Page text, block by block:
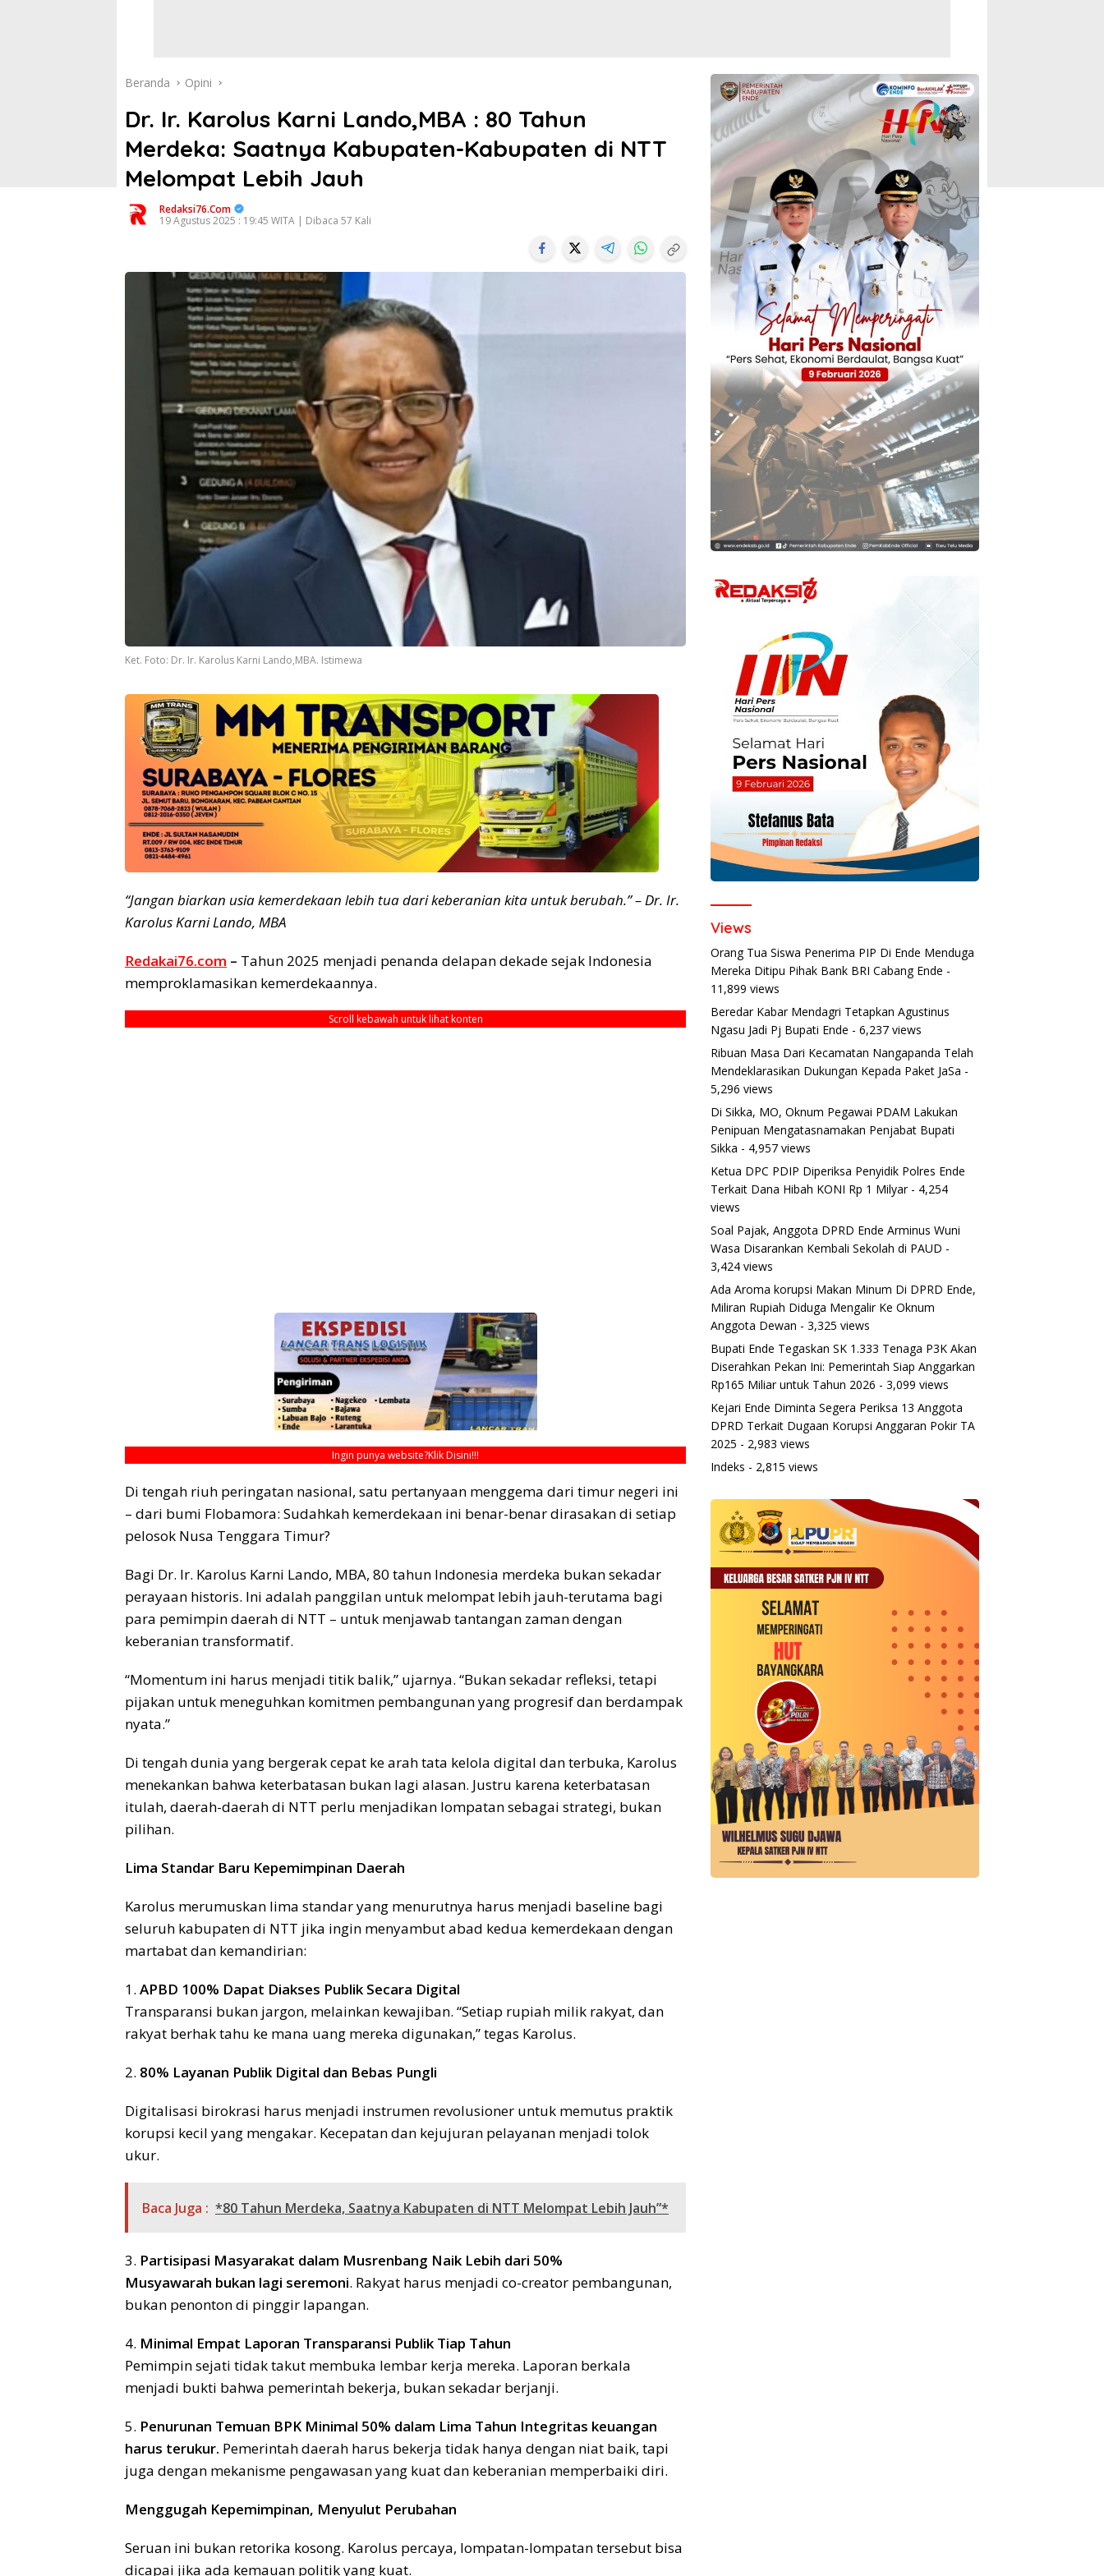
Beranda Opini
Dr. Ir. Karolus Karni Lando,MBA : 80 Tahun
Merdeka: Saatnya Kabupaten-Kabupaten di NTT
Melompat Lebih Jauh
Redaksi76.com
19 Agustus 2025 : 19:45 WITA | Dibaca 57 Kali
Ket. Foto: Dr. Ir. Karolus Karni Lando,MBA. Istimewa
“Jangan biarkan usia kemerdekaan lebih tua dari keberanian kita untuk berubah.” – Dr. Ir.
Karolus Karni Lando, MBA
Redakai76.com – Tahun 2025 menjadi penanda delapan dekade sejak Indonesia
memproklamasikan kemerdekaannya.
Scroll kebawah untuk lihat konten
Ingin punya website?Klik Disini!!!
Di tengah riuh peringatan nasional, satu pertanyaan menggema dari timur negeri ini
– dari bumi Flobamora: Sudahkah kemerdekaan ini benar-benar dirasakan di setiap
pelosok Nusa Tenggara Timur?
Bagi Dr. Ir. Karolus Karni Lando, MBA, 80 tahun Indonesia merdeka bukan sekadar
perayaan historis. Ini adalah panggilan untuk melompat lebih jauh-terutama bagi
para pemimpin daerah di NTT – untuk menjawab tantangan zaman dengan
keberanian transformatif.
“Momentum ini harus menjadi titik balik,” ujarnya. “Bukan sekadar refleksi, tetapi
pijakan untuk meneguhkan komitmen pembangunan yang progresif dan berdampak
nyata.”
Di tengah dunia yang bergerak cepat ke arah tata kelola digital dan terbuka, Karolus
menekankan bahwa keterbatasan bukan lagi alasan. Justru karena keterbatasan
itulah, daerah-daerah di NTT perlu menjadikan lompatan sebagai strategi, bukan
pilihan.
Lima Standar Baru Kepemimpinan Daerah
Karolus merumuskan lima standar yang menurutnya harus menjadi baseline bagi
seluruh kabupaten di NTT jika ingin menyambut abad kedua kemerdekaan dengan
martabat dan kemandirian:
1. APBD 100% Dapat Diakses Publik Secara Digital
Transparansi bukan jargon, melainkan kewajiban. “Setiap rupiah milik rakyat, dan
rakyat berhak tahu ke mana uang mereka digunakan,” tegas Karolus.
2. 80% Layanan Publik Digital dan Bebas Pungli
Digitalisasi birokrasi harus menjadi instrumen revolusioner untuk memutus praktik
korupsi kecil yang mengakar. Kecepatan dan kejujuran pelayanan menjadi tolok
ukur.
Baca Juga : *80 Tahun Merdeka, Saatnya Kabupaten di NTT Melompat Lebih Jauh”*
3. Partisipasi Masyarakat dalam Musrenbang Naik Lebih dari 50%
Musyawarah bukan lagi seremoni. Rakyat harus menjadi co-creator pembangunan,
bukan penonton di pinggir lapangan.
4. Minimal Empat Laporan Transparansi Publik Tiap Tahun
Pemimpin sejati tidak takut membuka lembar kerja mereka. Laporan berkala
menjadi bukti bahwa pemerintah bekerja, bukan sekadar berjanji.
5. Penurunan Temuan BPK Minimal 50% dalam Lima Tahun Integritas keuangan
harus terukur. Pemerintah daerah harus bekerja tidak hanya dengan niat baik, tapi
juga dengan mekanisme pengawasan yang kuat dan keberanian memperbaiki diri.
Menggugah Kepemimpinan, Menyulut Perubahan
Seruan ini bukan retorika kosong. Karolus percaya, lompatan-lompatan tersebut bisa
dicapai jika ada kemauan politik yang kuat.
Views
Orang Tua Siswa Penerima PIP Di Ende Menduga
Mereka Ditipu Pihak Bank BRI Cabang Ende -
11,899 views
Beredar Kabar Mendagri Tetapkan Agustinus
Ngasu Jadi Pj Bupati Ende - 6,237 views
Ribuan Masa Dari Kecamatan Nangapanda Telah
Mendeklarasikan Dukungan Kepada Paket JaSa -
5,296 views
Di Sikka, MO, Oknum Pegawai PDAM Lakukan
Penipuan Mengatasnamakan Penjabat Bupati
Sikka - 4,957 views
Ketua DPC PDIP Diperiksa Penyidik Polres Ende
Terkait Dana Hibah KONI Rp 1 Milyar- 4,254
views
Soal Pajak, Anggota DPRD Ende Arminus Wuni
Wasa Disarankan Kembali Sekolah di PAUD -
3,424 views
Ada Aroma korupsi Makan Minum Di DPRD Ende,
Miliran Rupiah Diduga Mengalir Ke Oknum
Anggota Dewan - 3,325 views
Bupati Ende Tegaskan SK 1.333 Tenaga P3K Akan
Diserahkan Pekan Ini: Pemerintah Siap Anggarkan
Rp165 Miliar untuk Tahun 2026 - 3,099 views
Kejari Ende Diminta Segera Periksa 13 Anggota
DPRD Terkait Dugaan Korupsi Anggaran Pokir TA
2025 - 2,983 views
Indeks - 2,815 views